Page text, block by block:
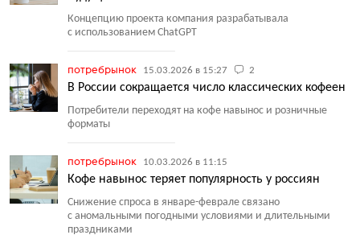
Концепцию проекта компания разрабатывала
с использованием ChatGPT
потребрынок 15.03.2026 в 15:27 2
В России сокращается число классических кофеен
Потребители переходят на кофе навынос и розничные
форматы
потребрынок 10.03.2026 в 11:15
Кофе навынос теряет популярность у россиян
Снижение спроса в январе-феврале связано
с аномальными погодными условиями и длительными
праздниками